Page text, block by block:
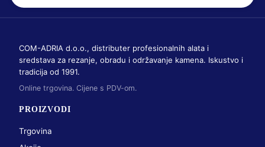
COM-ADRIA d.o.o., distributer profesionalnih alata i
sredstava za rezanje, obradu i održavanje kamena. Iskustvo i
tradicija od 1991.
Online trgovina. Cijene s PDV-om.
PROIZVODI
Trgovina